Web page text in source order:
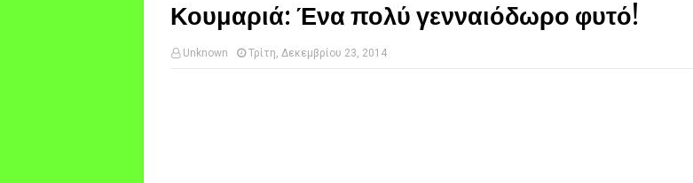
Κουμαριά: Ένα πολύ γενναιόδωρο φυτό!
Unknown Τρίτη, Δεκεμβρίου 23, 2014